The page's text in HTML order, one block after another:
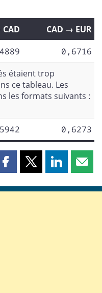
CAD → EUR
0,6716
étaient trop
ce tableau. Les
les formats suivants :
0,6273
Partager
page
Partager
page
Partager
page page